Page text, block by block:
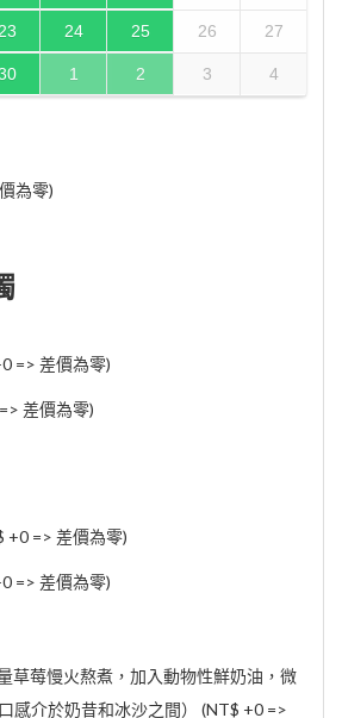
23 24 25 26 27
1 2 3 4
為零)
=> 差價為零)
差價為零)
+0 => 差價為零)
=> 差價為零)
草莓慢火熬煮，加入動物性鮮奶油，微
感介於奶昔和冰沙之間） (NT$ +0 =>